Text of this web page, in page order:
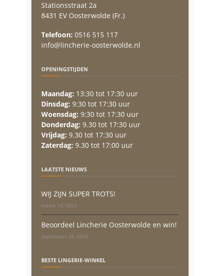
Stationsstraat 2a
8431 EV Oosterwolde (Fr.)
Telefoon: 0516 515 117
info@lincherie-oosterwolde.nl
OPENINGSTIJDEN
Maandag: 13:30 tot 17:30 uur
Dinsdag: 9:30 tot 17:30 uur
Woensdag: 9:30 tot 17:30 uur
Donderdag: 9.30 tot 17:30 uur
Vrijdag: 9.30 tot 17:30 uur
Zaterdag: 9.30 tot 17:00 uur
LAATSTE NIEUWS
WIJ ZIJN SUPER TROTS!
maart 14, 2022
Beoordeel Lincherie Oosterwolde en win!
september 28, 2020
BESTE LINGERIE-WINKEL